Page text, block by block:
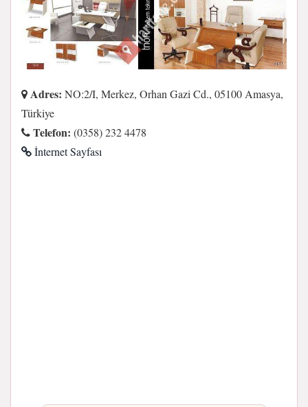
Adres: NO:2/I, Merkez, Orhan Gazi Cd., 05100 Amasya,
Türkiye
Telefon: (0358) 232 4478
İnternet Sayfası